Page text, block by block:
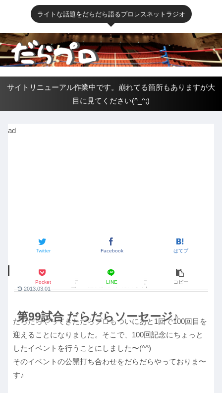
ライトな話題をだらだら語るプロレスネットラジオ
サイトリニューアル作業中です。崩れてる箇所もありますが大
目に見てください(^_^;)
ad
第99試合 だらだらソーセージ♪
Twitter Facebook はてブ
Pocket LINE コピー
2013.03.01
この記事は 約2分 で読めます。
だらだらやってきただらプロもついにあと1回で100回目を
迎えることになりました。そこで、100回記念にちょっと
したイベントを行うことにしました〜(^^)
そのイベントの公開打ち合わせをだらだらやっておりま〜
す♪